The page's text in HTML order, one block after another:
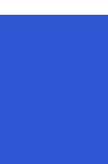
Amanzholov University көмекшісі